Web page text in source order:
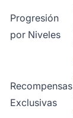
Progresión
por Niveles
Recompensas
Exclusivas